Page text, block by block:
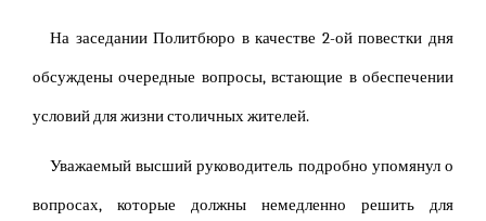
На заседании Политбюро в качестве 2-ой повестки дня
обсуждены очередные вопросы, встающие в обеспечении
условий для жизни столичных жителей.
Уважаемый высший руководитель подробно упомянул о
вопросах, которые должны немедленно решить для